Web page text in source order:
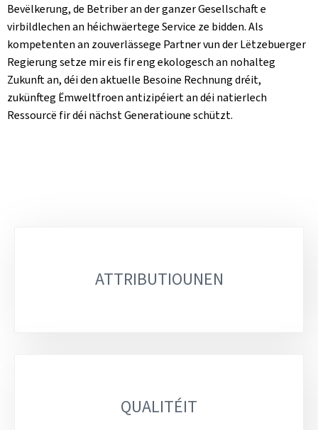
Bevëlkerung, de Betriber an der ganzer Gesellschaft e
virbildlechen an héichwäertege Service ze bidden. Als
kompetenten an zouverlässege Partner vun der Lëtzebuerger
Regierung setze mir eis fir eng ekologesch an nohalteg
Zukunft an, déi den aktuelle Besoine Rechnung dréit,
zukünfteg Ëmweltfroen antizipéiert an déi natierlech
Ressourcë fir déi nächst Generatioune schützt.
ATTRIBUTIOUNEN
QUALITÉIT